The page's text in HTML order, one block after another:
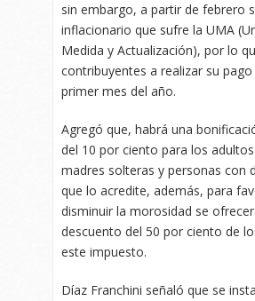
sin embargo, a partir de febrero
inflacionario que sufre la UMA
Medida y Actualización), por lo
contribuyentes a realizar su
primer mes del año.
Agregó que, habrá una
del 10 por ciento para los
madres solteras y personas con
que lo acredite, además, para
disminuir la morosidad se
descuento del 50 por ciento de
este impuesto.
Díaz Franchini señaló que se